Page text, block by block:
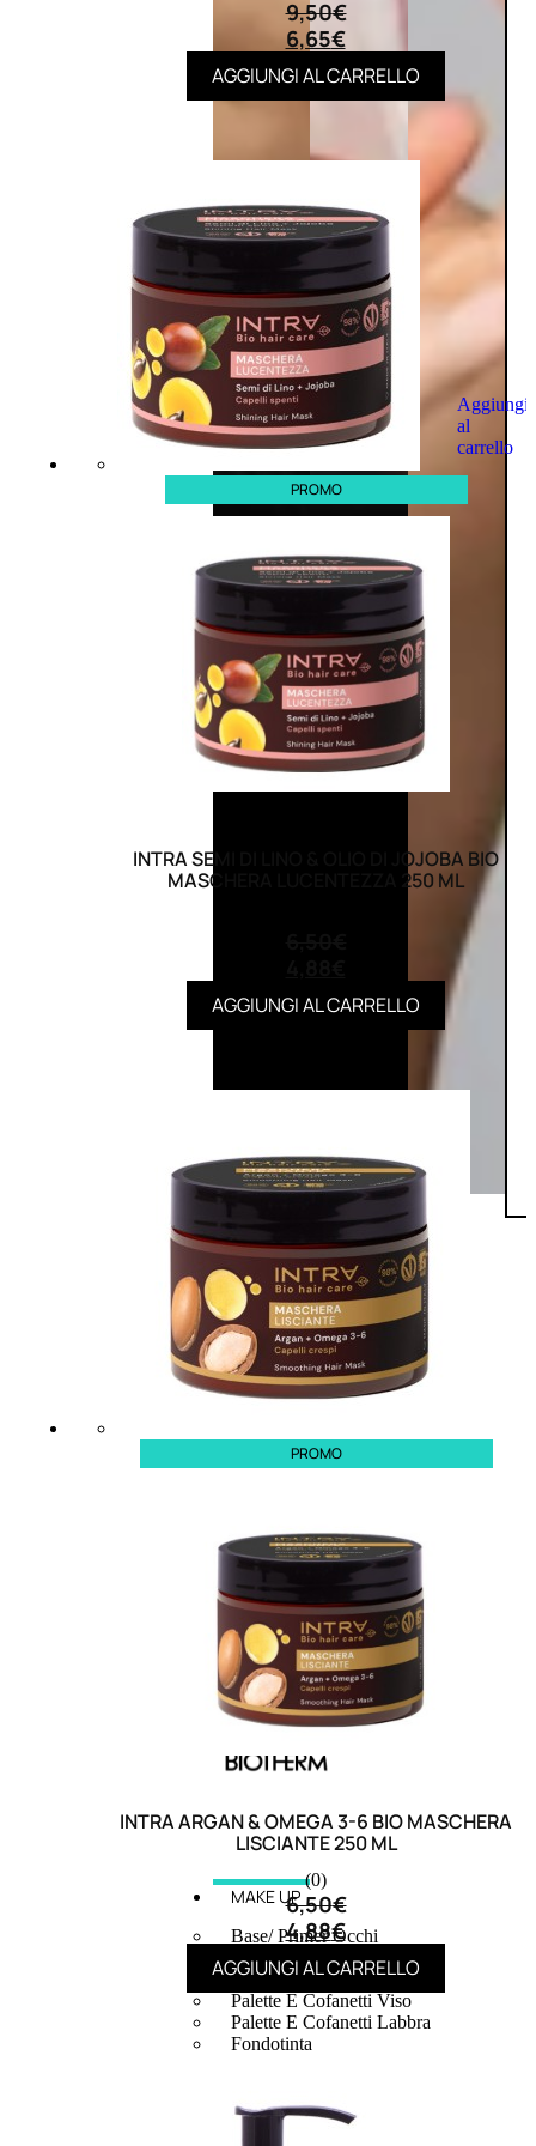
Aggiungi
al
carrello
MAKE UP
Base/ Primer Occhi
Base/ Primer Viso
Palette E Cofanetti Occhi
Palette E Cofanetti Viso
Palette E Cofanetti Labbra
Fondotinta
Terre Abbronzanti
Illuminante Viso
9,50€
6,65€
AGGIUNGI AL CARRELLO
PROMO
INTRA SEMI DI LINO & OLIO DI JOJOBA BIO
MASCHERA LUCENTEZZA 250 ML
AGGIUNGI AL CARRELLO
PROMO
INTRA ARGAN & OMEGA 3-6 BIO MASCHERA
LISCIANTE 250 ML
(0)
6,50€
4,88€
AGGIUNGI AL CARRELLO